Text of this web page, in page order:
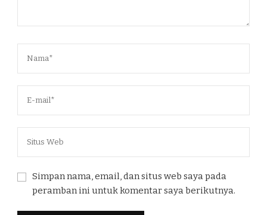
Simpan nama, email, dan situs web saya pada
peramban ini untuk komentar saya berikutnya.